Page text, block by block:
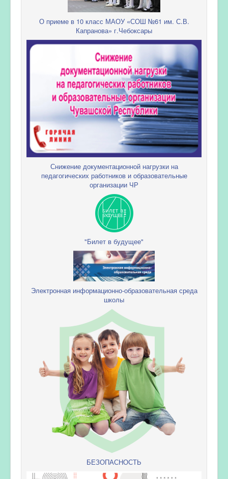
О приеме в 10 класс МАОУ «СОШ №61 им. С.В.
Капранова» г.Чебоксары
Снижение документационной нагрузки на
педагогических работников и образовательные
организации ЧР
"Билет в будущее"
Электронная информационно-образовательная среда
школы
БЕЗОПАСНОСТЬ